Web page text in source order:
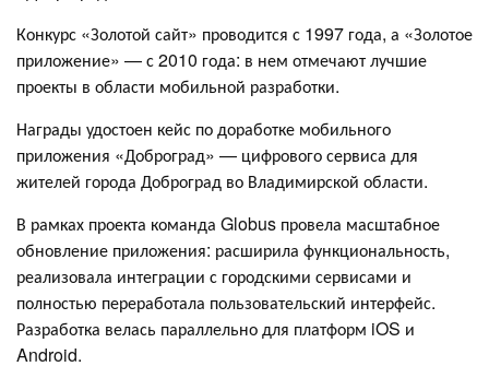
Конкурс «Золотой сайт» проводится с 1997 года, а «Золотое
приложение» — с 2010 года: в нем отмечают лучшие
проекты в области мобильной разработки.
Награды удостоен кейс по доработке мобильного
приложения «Доброград» — цифрового сервиса для
жителей города Доброград во Владимирской области.
В рамках проекта команда Globus провела масштабное
обновление приложения: расширила функциональность,
реализовала интеграции с городскими сервисами и
полностью переработала пользовательский интерфейс.
Разработка велась параллельно для платформ iOS и
Android.